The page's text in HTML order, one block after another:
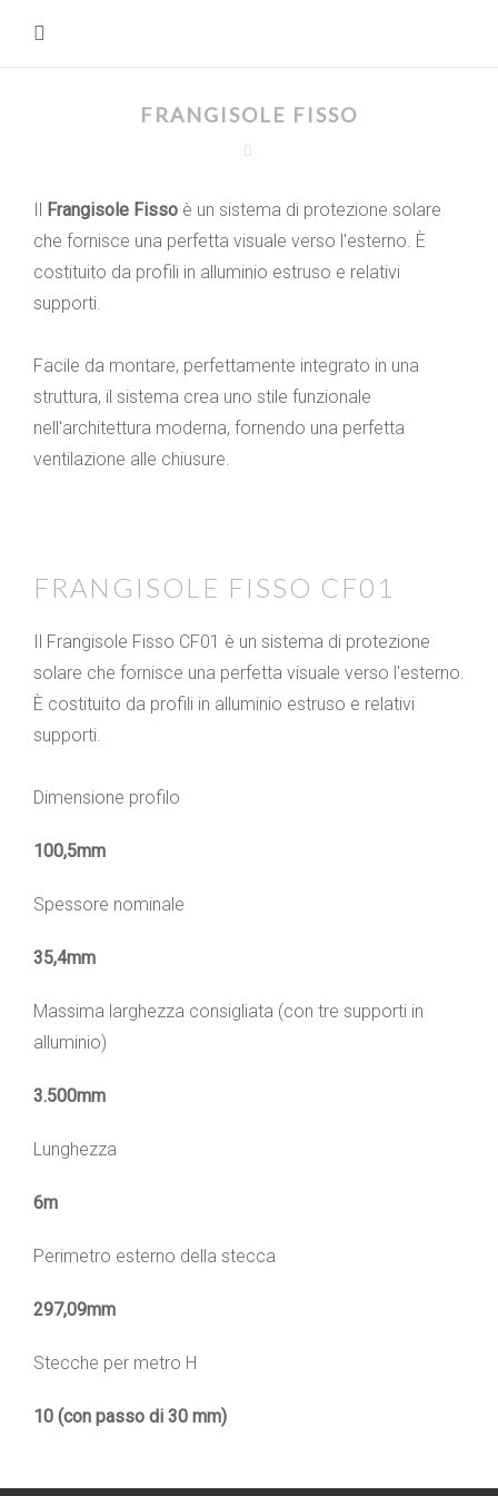
FRANGISOLE FISSO
Il Frangisole Fisso è un sistema di protezione solare
che fornisce una perfetta visuale verso l'esterno. È
costituito da profili in alluminio estruso e relativi
supporti.
Facile da montare, perfettamente integrato in una
struttura, il sistema crea uno stile funzionale
nell'architettura moderna, fornendo una perfetta
ventilazione alle chiusure.
FRANGISOLE FISSO CF01
Il Frangisole Fisso CF01 è un sistema di protezione
solare che fornisce una perfetta visuale verso l'esterno.
È costituito da profili in alluminio estruso e relativi
supporti.
Dimensione profilo
100,5mm
Spessore nominale
35,4mm
Massima larghezza consigliata (con tre supporti in
alluminio)
3.500mm
Lunghezza
6m
Perimetro esterno della stecca
297,09mm
Stecche per metro H
10 (con passo di 30 mm)